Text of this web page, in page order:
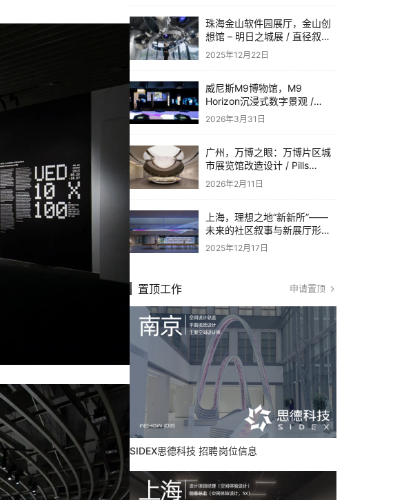
珠海金山软件园展厅，金山创
想馆 – 明日之城展 / 直径叙事
设计
2025年12月22日
威尼斯M9博物馆，M9
Horizon沉浸式数字景观 /
Dotdotdot
2026年3月31日
广州，万博之眼：万博片区城
市展览馆改造设计 / Pills
Architects
2026年2月11日
上海，理想之地“新新所”——
未来的社区叙事与新展厅形态
/ 直径叙事设计
2025年12月17日
置顶工作 申请置顶
SIDEX思德科技 招聘岗位信息